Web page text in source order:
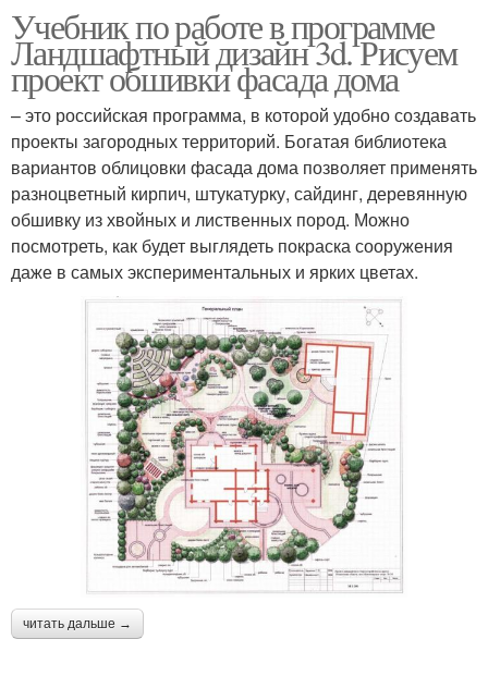
Учебник по работе в программе
Ландшафтный дизайн 3d. Рисуем
проект обшивки фасада дома
– это российская программа, в которой удобно создавать
проекты загородных территорий. Богатая библиотека
вариантов облицовки фасада дома позволяет применять
разноцветный кирпич, штукатурку, сайдинг, деревянную
обшивку из хвойных и лиственных пород. Можно
посмотреть, как будет выглядеть покраска сооружения
даже в самых экспериментальных и ярких цветах.
читать дальше →